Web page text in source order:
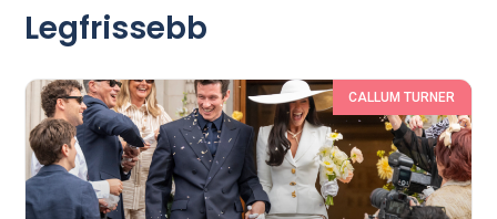
Legfrissebb
CALLUM TURNER